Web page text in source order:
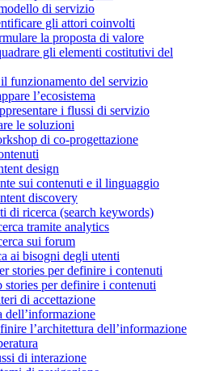
di servizio
gli attori coinvolti
la proposta di valore
gli elementi costitutivi del
funzionamento del servizio
l’ecosistema
i flussi di servizio
le soluzioni
di co-progettazione
design
sui contenuti e il linguaggio
discovery
di ricerca (search keywords)
tramite analytics
sui forum
ai bisogni degli utenti
stories per definire i contenuti
stories per definire i contenuti
di accettazione
dell’informazione
l’architettura dell’informazione
di interazione